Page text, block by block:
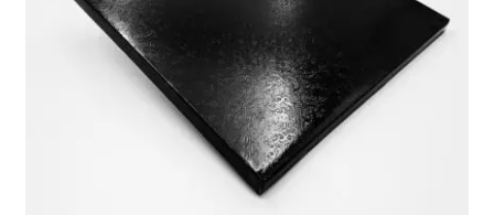
Nowości
Ozdoby na tort weselny